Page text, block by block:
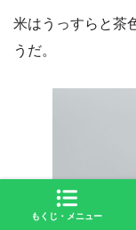
米はうっすらと茶
うだ。
もくじ・メニュー